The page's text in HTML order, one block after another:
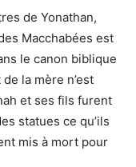
de Yonathan,
Macchabées est
le canon biblique
la mère n’est
et ses fils furent
statues ce qu’ils
mis à mort pour